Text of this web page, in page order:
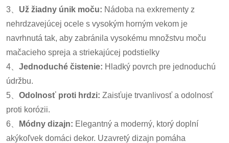
3、 Už žiadny únik moču: Nádoba na exkrementy z
nehrdzavejúcej ocele s vysokým horným vekom je
navrhnutá tak, aby zabránila vysokému množstvu moču
mačacieho spreja a striekajúcej podstielky
4、 Jednoduché čistenie: Hladký povrch pre jednoduchú
údržbu.
5、 Odolnosť proti hrdzi: Zaisťuje trvanlivosť a odolnosť
proti korózii.
6、
Módny dizajn: Elegantný a moderný, ktorý doplní
akýkoľvek domáci dekor. Uzavretý dizajn pomáha